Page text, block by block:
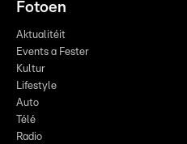
Fotoen
Aktualitéit
Events a Fester
Kultur
Lifestyle
Auto
Télé
Radio